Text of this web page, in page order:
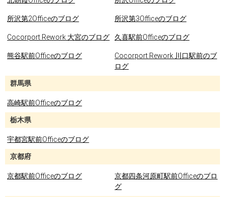
所沢第2Officeのブログ 所沢第3Officeのブログ
Cocorport Rework 大宮のブログ 久喜駅前Officeのブログ
熊谷駅前Officeのブログ
Cocorport Rework 川口駅前のブ
ログ
群馬県
高崎駅前Officeのブログ
栃木県
宇都宮駅前Officeのブログ
京都府
京都駅前Officeのブログ
京都四条河原町駅前Officeのブロ
グ